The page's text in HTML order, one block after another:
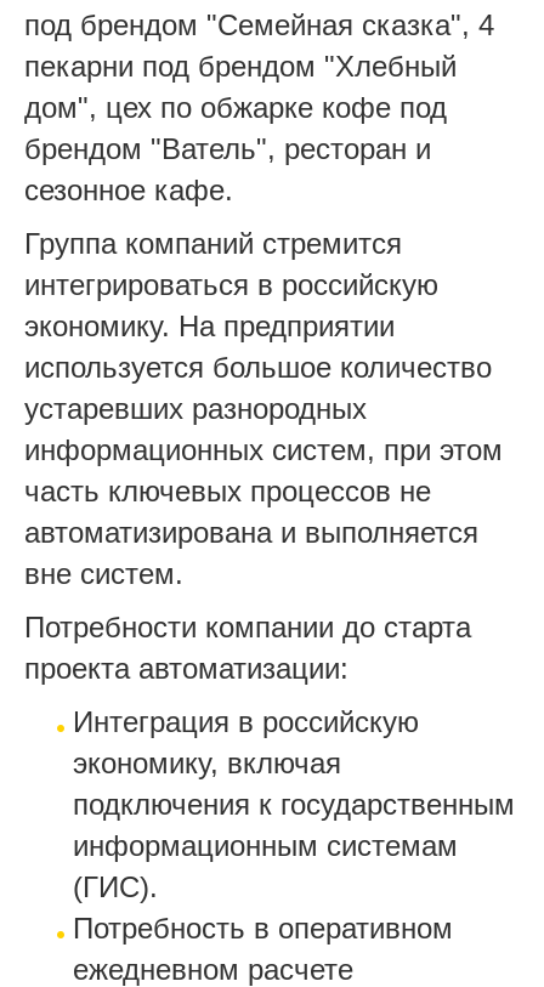
под брендом "Семейная сказка", 4
пекарни под брендом "Хлебный
дом", цех по обжарке кофе под
брендом "Ватель", ресторан и
сезонное кафе.
Группа компаний стремится
интегрироваться в российскую
экономику. На предприятии
используется большое количество
устаревших разнородных
информационных систем, при этом
часть ключевых процессов не
автоматизирована и выполняется
вне систем.
Потребности компании до старта
проекта автоматизации:
Интеграция в российскую
экономику, включая
подключения к государственным
информационным системам
(ГИС).
Потребность в оперативном
ежедневном расчете